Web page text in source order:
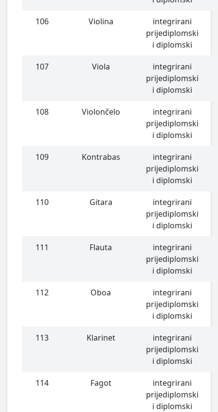
106 Violina
integrirani
prijediplomski
i diplomski
107 Viola
integrirani
prijediplomski
i diplomski
108 Violončelo
integrirani
prijediplomski
i diplomski
109 Kontrabas
integrirani
prijediplomski
i diplomski
110 Gitara
integrirani
prijediplomski
i diplomski
111 Flauta
integrirani
prijediplomski
i diplomski
112 Oboa
integrirani
prijediplomski
i diplomski
113 Klarinet
integrirani
prijediplomski
i diplomski
114 Fagot
integrirani
prijediplomski
i diplomski